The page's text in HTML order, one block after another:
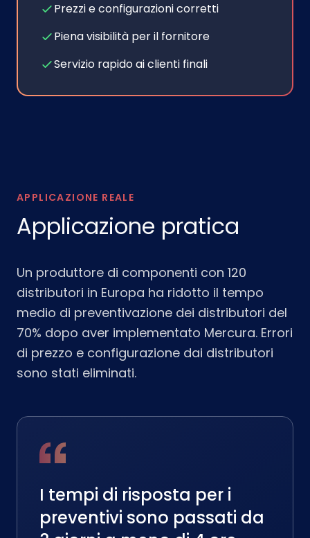
Prezzi e configurazioni corretti
Piena visibilità per il fornitore
Servizio rapido ai clienti finali
APPLICAZIONE REALE
Applicazione pratica
Un produttore di componenti con 120
distributori in Europa ha ridotto il tempo
medio di preventivazione dei distributori del
70% dopo aver implementato Mercura. Errori
di prezzo e configurazione dai distributori
sono stati eliminati.
I tempi di risposta per i
preventivi sono passati da